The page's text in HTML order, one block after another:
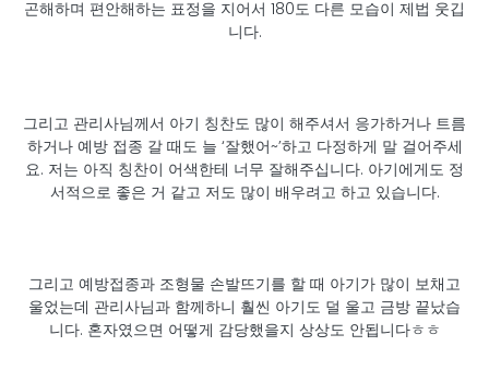
곤해하며 편안해하는 표정을 지어서 180도 다른 모습이 제법 웃깁
니다.
그리고 관리사님께서 아기 칭찬도 많이 해주셔서 응가하거나 트름
하거나 예방 접종 갈 때도 늘 ‘잘했어~’하고 다정하게 말 걸어주세
요. 저는 아직 칭찬이 어색한테 너무 잘해주십니다. 아기에게도 정
서적으로 좋은 거 같고 저도 많이 배우려고 하고 있습니다.
그리고 예방접종과 조형물 손발뜨기를 할 때 아기가 많이 보채고
울었는데 관리사님과 함께하니 훨씬 아기도 덜 울고 금방 끝났습
니다. 혼자였으면 어떻게 감당했을지 상상도 안됩니다ㅎㅎ